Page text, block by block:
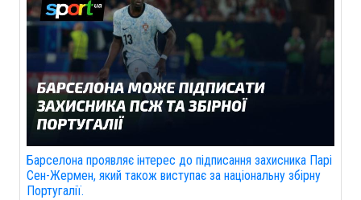
Барселона проявляє інтерес до підписання захисника Парі
Сен-Жермен, який також виступає за національну збірну
Португалії.